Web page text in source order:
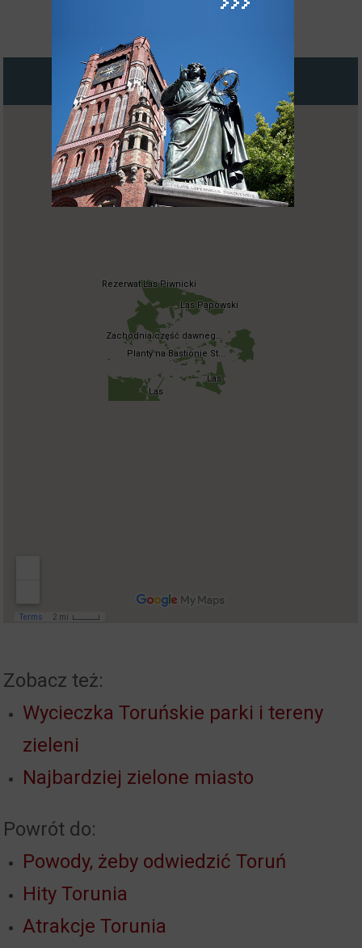
Zobacz też:
Wycieczka Toruńskie parki i tereny
zieleni
Najbardziej zielone miasto
Powrót do:
Powody, żeby odwiedzić Toruń
Hity Torunia
Atrakcje Torunia